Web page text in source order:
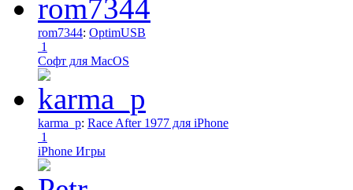
rom7344: OptimUSB
1
Софт для MacOS
karma_p: Race After 1977 для iPhone
1
iPhone Игры